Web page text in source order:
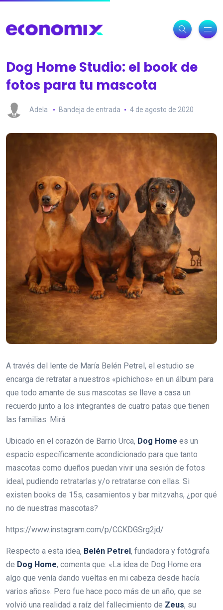
Dog Home Studio: el book de
fotos para tu mascota
Adela Bandeja de entrada 4 de agosto de 2020
A través del lente de María Belén Petrel, el estudio se
encarga de retratar a nuestros «pichichos» en un álbum para
que todo amante de sus mascotas se lleve a casa un
recuerdo junto a los integrantes de cuatro patas que tienen
las familias. Mirá.
Ubicado en el corazón de Barrio Urca, Dog Home es un
espacio específicamente acondicionado para que tanto
mascotas como dueños puedan vivir una sesión de fotos
ideal, pudiendo retratarlas y/o retratarse con ellas. Si
existen books de 15s, casamientos y bar mitzvahs, ¿por qué
no de nuestras mascotas?
https://www.instagram.com/p/CCKDGSrg2jd/
Respecto a esta idea, Belén Petrel, fundadora y fotógrafa
de Dog Home, comenta que: «La idea de Dog Home era
algo que venía dando vueltas en mi cabeza desde hacía
varios años». Pero fue hace poco más de un año, que se
volvió una realidad a raíz del fallecimiento de Zeus, su